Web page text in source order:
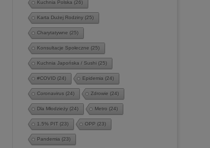
Kuchnia Polska (26)
Karta Dużej Rodziny (25)
Charytatywne (25)
Konsultacje Społeczne (25)
Kuchnia Japońska / Sushi (25)
#COVID (24) Epidemia (24)
Coronavirus (24) Zdrowie (24)
Dla Młodzieży (24) Metro (24)
1.5% PIT (23) OPP (23)
Pandemia (23)